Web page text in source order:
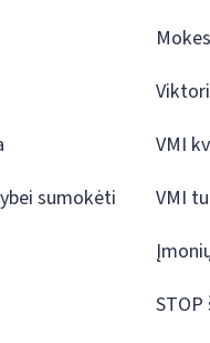
sumokėti
VMI
VMI
STOP